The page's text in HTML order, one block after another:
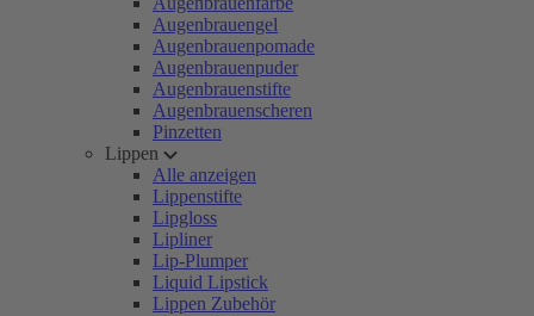
Augenbrauengel
Augenbrauenpomade
Augenbrauenpuder
Augenbrauenstifte
Augenbrauenscheren
Pinzetten
Lippen
Alle anzeigen
Lippenstifte
Lipgloss
Lipliner
Lip-Plumper
Liquid Lipstick
Lippen Zubehör